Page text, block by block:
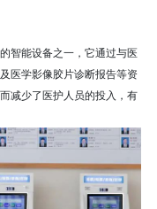
智能设备之一，它通过与医
医学影像胶片诊断报告等资
减少了医护人员的投入，有